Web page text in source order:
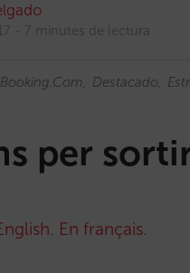
7 minutes de lectura
Booking.com Destacado
per
. En français.